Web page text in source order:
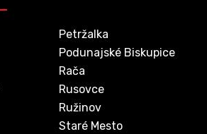
Petržalka
Podunajské Biskupice
Rača
Rusovce
Ružinov
Staré Mesto